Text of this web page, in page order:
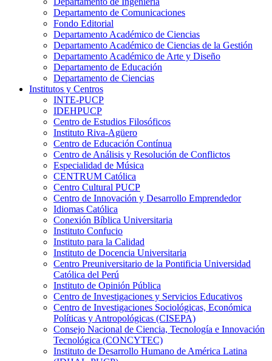
Departamento de Comunicaciones
Fondo Editorial
Departamento Académico de Ciencias
Departamento Académico de Ciencias de la Gestión
Departamento Académico de Arte y Diseño
Departamento de Educación
Departamento de Ciencias
Institutos y Centros
INTE-PUCP
IDEHPUCP
Centro de Estudios Filosóficos
Instituto Riva-Agüero
Centro de Educación Contínua
Centro de Análisis y Resolución de Conflictos
Especialidad de Música
CENTRUM Católica
Centro Cultural PUCP
Centro de Innovación y Desarrollo Emprendedor
Idiomas Católica
Conexión Bíblica Universitaria
Instituto Confucio
Instituto para la Calidad
Instituto de Docencia Universitaria
Centro Preuniversitario de la Pontificia Universidad
Católica del Perú
Instituto de Opinión Pública
Centro de Investigaciones y Servicios Educativos
Centro de Investigaciones Sociológicas, Económica
Políticas y Antropológicas (CISEPA)
Consejo Nacional de Ciencia, Tecnología e Innovación
Tecnológica (CONCYTEC)
Instituto de Desarrollo Humano de América Latina